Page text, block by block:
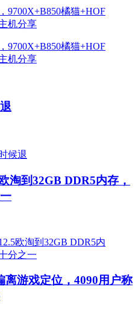
淘到32GB DDR5内存，
离游戏定位，4090用户称